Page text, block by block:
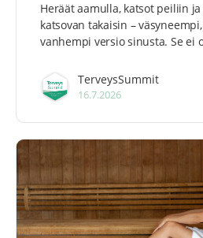
Heräät aamulla, katsot peiliin
katsovan takaisin –
vanhempi versio sinusta. Se ei
TerveysSummit
16.7.2026